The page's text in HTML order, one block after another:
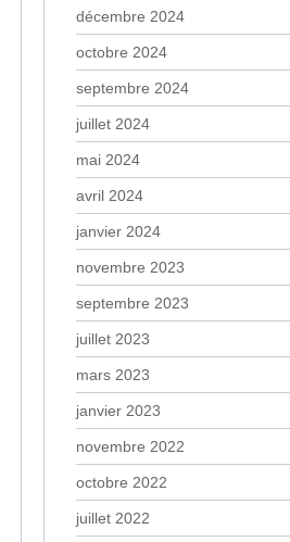
décembre 2024
octobre 2024
septembre 2024
juillet 2024
mai 2024
avril 2024
janvier 2024
novembre 2023
septembre 2023
juillet 2023
mars 2023
janvier 2023
novembre 2022
octobre 2022
juillet 2022